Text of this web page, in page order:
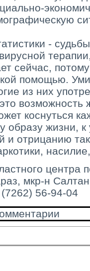
-
сейчас,
помощью.
из них
коснуться
образу жизни,
и отрицанию
центра
мкр-н
56-94-04